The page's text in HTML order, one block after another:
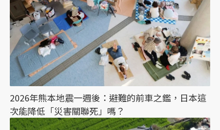
2026年熊本地震一週後：避難的前車之鑑，日本這
次能降低「災害關聯死」嗎？